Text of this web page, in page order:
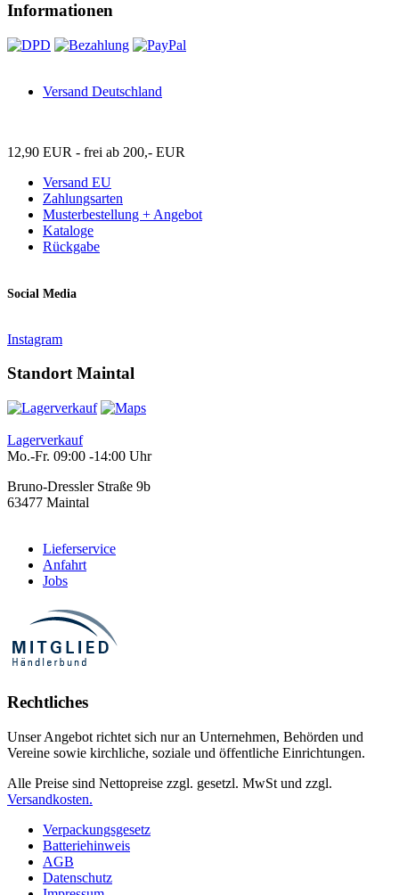
Informationen
Versand Deutschland
12,90 EUR - frei ab 200,- EUR
Versand EU
Zahlungsarten
Musterbestellung + Angebot
Kataloge
Rückgabe
Social Media
Instagram
Standort Maintal
Lagerverkauf
Mo.-Fr. 09:00 -14:00 Uhr
Bruno-Dressler Straße 9b
63477 Maintal​
Lieferservice
Anfahrt
Jobs
Rechtliches
Unser Angebot richtet sich nur an Unternehmen, Behörden und
Vereine sowie kirchliche, soziale und öffentliche Einrichtungen.
Alle Preise sind Nettopreise zzgl. gesetzl. MwSt und zzgl.
Versandkosten.
Verpackungsgesetz
Batteriehinweis
AGB
Datenschutz